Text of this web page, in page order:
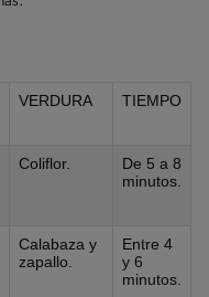
VERDURA TIEMPO
Coliflor.
De 5 a 8
minutos.
Calabaza y
zapallo.
Entre 4
y 6
minutos.